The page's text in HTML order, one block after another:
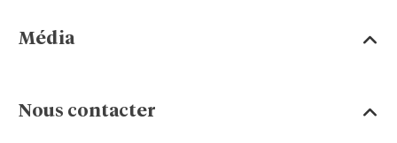
Média
Nous contacter